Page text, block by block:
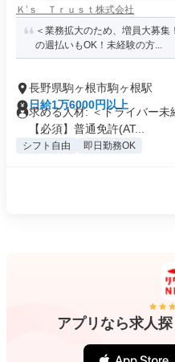
Ｋ’ｓ Ｔｒｕｓｔ株式会社
＜業務拡大のため、増員大募
の週払いもOK！未経験の方...
長野県駒ヶ根市駒ヶ根駅
日給1万6000円以上
求める人材: ＜ドライバー未
【必須】普通免許(AT...
シフト自由 即日勤務OK
アプリなら求人